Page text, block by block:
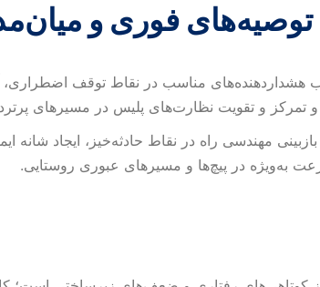
توصیه‌های فوری و
هشداردهنده‌های مناسب در نقاط توقف
تمرکز و تقویت نظارت‌های پلیس در مسیرهای
مهندسی راه در نقاط حادثه‌خیز، ایجاد
به‌ویژه در پیچ‌ها و مسیرهای عبوری روستایی.